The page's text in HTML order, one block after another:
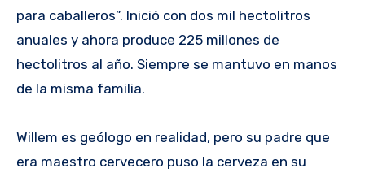
para caballeros”. Inició con dos mil hectolitros
anuales y ahora produce 225 millones de
hectolitros al año. Siempre se mantuvo en manos
de la misma familia.
Willem es geólogo en realidad, pero su padre que
era maestro cervecero puso la cerveza en su